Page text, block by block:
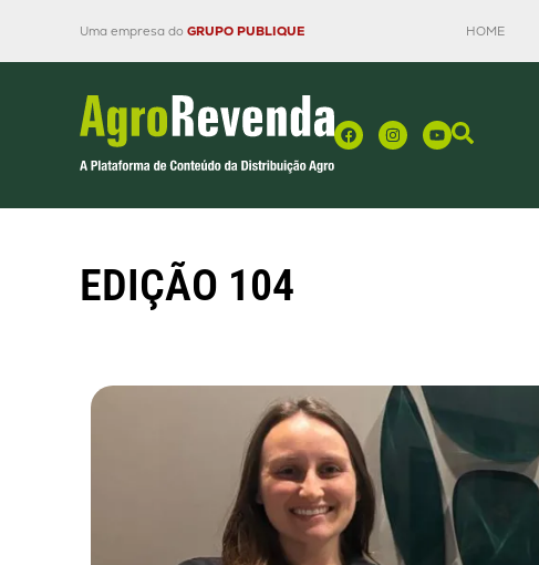
Uma empresa do GRUPO PUBLIQUE HOME
EDIÇÃO 104